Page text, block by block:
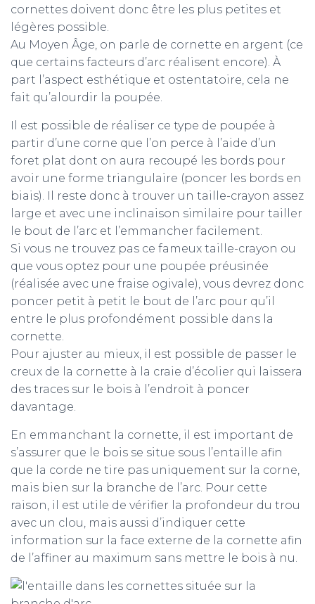
cornettes doivent donc être les plus petites et
légères possible.
Au Moyen Âge, on parle de cornette en argent (ce
que certains facteurs d’arc réalisent encore). À
part l’aspect esthétique et ostentatoire, cela ne
fait qu’alourdir la poupée.
Il est possible de réaliser ce type de poupée à
partir d’une corne que l’on perce à l’aide d’un
foret plat dont on aura recoupé les bords pour
avoir une forme triangulaire (poncer les bords en
biais). Il reste donc à trouver un taille-crayon assez
large et avec une inclinaison similaire pour tailler
le bout de l’arc et l’emmancher facilement.
Si vous ne trouvez pas ce fameux taille-crayon ou
que vous optez pour une poupée préusinée
(réalisée avec une fraise ogivale), vous devrez donc
poncer petit à petit le bout de l’arc pour qu’il
entre le plus profondément possible dans la
cornette.
Pour ajuster au mieux, il est possible de passer le
creux de la cornette à la craie d’écolier qui laissera
des traces sur le bois à l’endroit à poncer
davantage.
En emmanchant la cornette, il est important de
s’assurer que le bois se situe sous l’entaille afin
que la corde ne tire pas uniquement sur la corne,
mais bien sur la branche de l’arc. Pour cette
raison, il est utile de vérifier la profondeur du trou
avec un clou, mais aussi d’indiquer cette
information sur la face externe de la cornette afin
de l’affiner au maximum sans mettre le bois à nu.